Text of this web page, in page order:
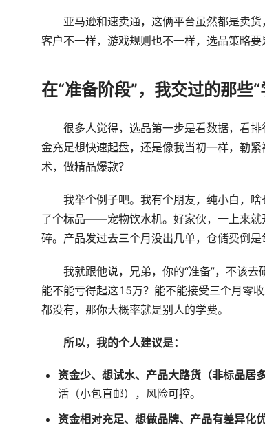
亚马逊和速卖通，这俩平台虽然都是卖
客户不一样，游戏规则也不一样，选品策略要
在“准备阶段”，我交过的那些“
很多人觉得，选品第一步是看数据，看
金充足想快速起盘，还是像我当初一样，勒
术，做精品爆款？
我举个例子吧。我有个朋友，纯小白，
了个标品——宠物饮水机。好家伙，一上来就
碎。产品发过去三个月没出几单，仓储费倒是
我就跟他说，兄弟，你的“准备”，不该
能不能亏得起这15万？能不能接受三个月零
都没有，那你大概率就是别人的学费。
所以，我的个人建议是：
资金少、想试水、产品大路货（非标品居多
活（小包直邮），风险可控。
资金相对充足、想做品牌、产品有差异化